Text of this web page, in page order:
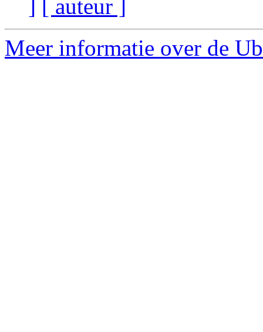
] [ auteur ]
Meer informatie over de